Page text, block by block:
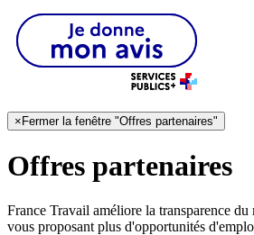
× Fermer la fenêtre "Offres partenaires"
Offres partenaires
France Travail améliore la transparence du
vous proposant plus d'opportunités